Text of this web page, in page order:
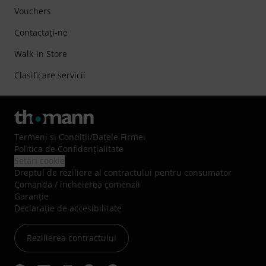
Vouchers
Contactaţi-ne
Walk-in Store
Clasificare servicii
Termeni şi Condiţii/Datele Firmei
Politica de Confidenţialitate
Dreptul de reziliere al contractului pentru consumator
Comanda / incheierea comenzii
Garanție
Declarație de accesibilitate
Rezilierea contractului